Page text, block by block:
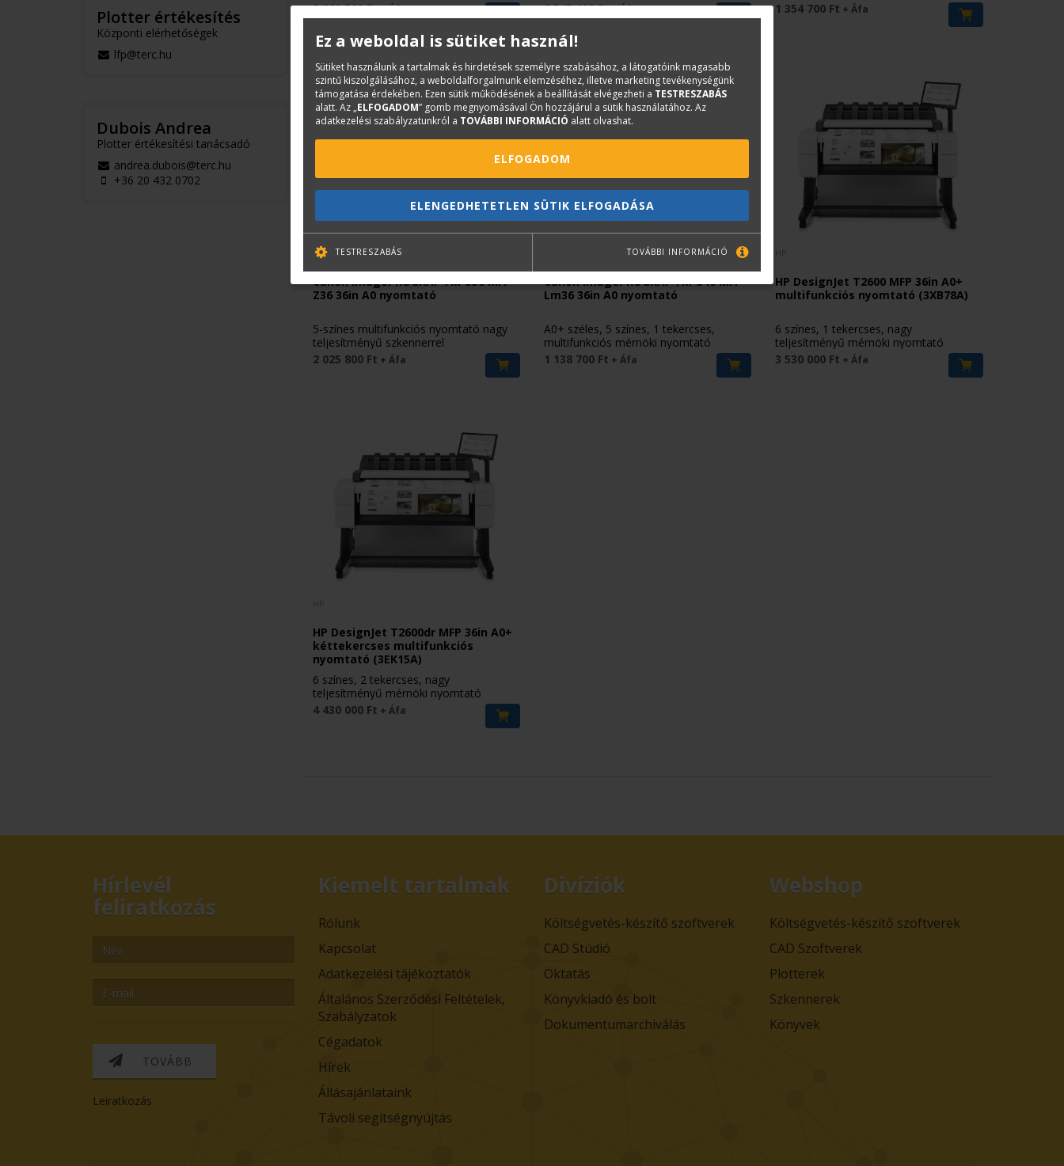
Plotter értékesítés
Központi elérhetőségek
lfp@terc.hu
Dubois Andrea
Plotter értékesítési tanácsadó
andrea.dubois@terc.hu
+36 20 432 0702
2 260 500 Ft+ Áfa
2 545 400 Ft+ Áfa
1 354 700 Ft + Áfa
CANON
Canon imagePROGRAF TM-350 MFP
Z36 36in A0 nyomtató
5-színes multifunkciós nyomtató nagy
teljesítményű szkennerrel
2 025 800 Ft + Áfa
Canon imagePROGRAF TM-340 MFP
Lm36 36in A0 nyomtató
A0+ széles, 5 színes, 1 tekercses,
multifunkciós mérnöki nyomtató
1 138 700 Ft + Áfa
HP DesignJet T2600 MFP 36in A0+
multifunkciós nyomtató (3XB78A)
6 színes, 1 tekercses, nagy
teljesítményű mérnöki nyomtató
3 530 000 Ft + Áfa
HP DesignJet T2600dr MFP 36in A0+
kéttekercses multifunkciós
nyomtató (3EK15A)
6 színes, 2 tekercses, nagy
teljesítményű mérnöki nyomtató
4 430 000 Ft + Áfa
Hírlevél
feliratkozás
TOVÁBB
Leiratkozás
Kiemelt tartalmak
Rólunk
Kapcsolat
Adatkezelési tájékoztatók
Általános Szerződési Feltételek,
Szabályzatok
Cégadatok
Hírek
Állásajánlataink
Távoli segítségnyújtás
Divíziók
Költségvetés-készítő szoftverek
CAD Stúdió
Oktatás
Könyvkiadó és bolt
Dokumentumarchiválás
Webshop
Költségvetés-készítő szoftverek
CAD Szoftverek
Plotterek
Szkennerek
Könyvek
Ez a weboldal is sütiket használ!
Sütiket használunk a tartalmak és hirdetések személyre szabásához, a látogatóink magasabb
szintű kiszolgálásához, a weboldalforgalmunk elemzéséhez, illetve marketing tevékenységünk
támogatása érdekében. Ezen sütik működésének a beállítását elvégezheti a TESTRESZABÁS
alatt. Az „ELFOGADOM” gomb megnyomásával Ön hozzájárul a sütik használatához. Az
adatkezelési szabályzatunkról a TOVÁBBI INFORMÁCIÓ alatt olvashat.
ELFOGADOM
ELENGEDHETETLEN SÜTIK ELFOGADÁSA
TESTRESZABÁS TOVÁBBI INFORMÁCIÓ